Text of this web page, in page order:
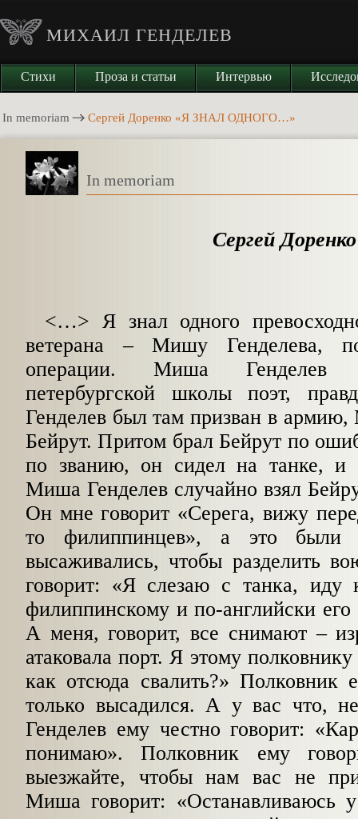
МИХАИЛ ГЕНДЕЛЕВ
Стихи Проза и статьи Интервью
In memoriam Сергей Доренко «Я ЗНАЛ ОДНОГО…»
In memoriam
Сергей Доренко
<…> Я знал одного
ветерана – Мишу Генделева,
операции. Миша Генделев
петербургской школы поэт,
Генделев был там призван в
Бейрут. Притом брал Бейрут по
по званию, он сидел на танке, и
Миша Генделев случайно взял
Он мне говорит «Серега, вижу
то филиппинцев», а это
высаживались, чтобы разделить
говорит: «Я слезаю с танка, иду
филиппинскому и по-английски
А меня, говорит, все снимают –
атаковала порт. Я этому
как отсюда свалить?» Полковник
только высадился. А у вас что,
Генделев ему честно говорит:
понимаю». Полковник ему
выезжайте, чтобы нам вас не
Миша говорит: «Останавливаюсь